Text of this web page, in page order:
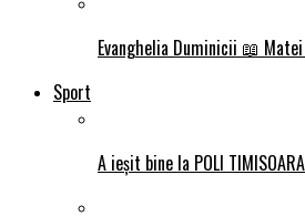
Evanghelia Duminicii 📖
Sport
A ieșit bine la POLI